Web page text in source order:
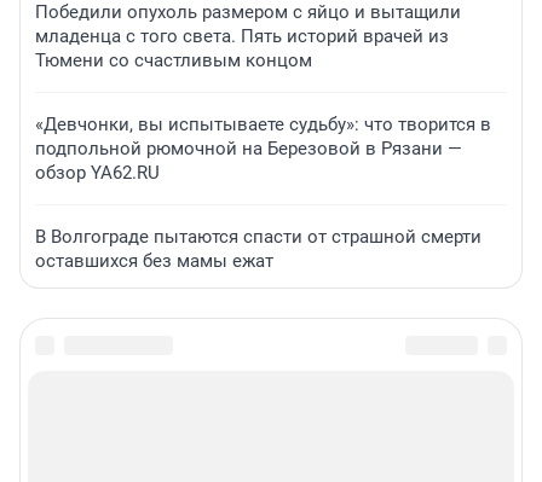
Победили опухоль размером с яйцо и вытащили
младенца с того света. Пять историй врачей из
Тюмени со счастливым концом
«Девчонки, вы испытываете судьбу»: что творится в
подпольной рюмочной на Березовой в Рязани —
обзор YA62.RU
В Волгограде пытаются спасти от страшной смерти
оставшихся без мамы ежат